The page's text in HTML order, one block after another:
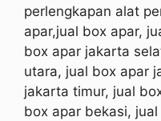
perlengkapan alat
apar,jual box apar,
box apar jakarta
utara, jual box apar
jakarta timur, jual
box apar bekasi,